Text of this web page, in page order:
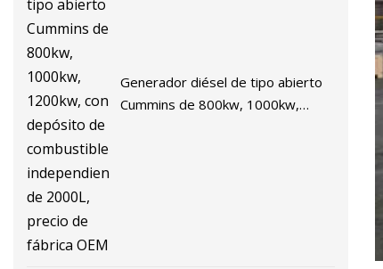
Generador diésel de tipo abierto
Cummins de 800kw, 1000kw,